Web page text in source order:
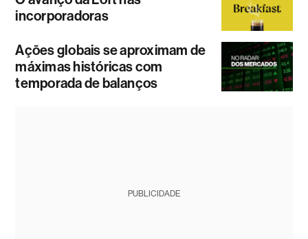
incorporadoras
Ações globais se aproximam de
máximas históricas com
temporada de balanços
PUBLICIDADE